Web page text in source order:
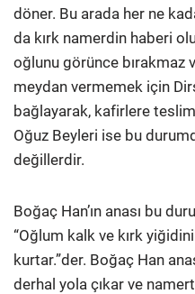
döner. Bu arada her ne
da kırk namerdin haberi
oğlunu görünce bırakmaz
meydan vermemek için
bağlayarak, kafirlere
Oğuz Beyleri ise bu
değillerdir.
Boğaç Han’ın anası bu
“Oğlum kalk ve kırk
kurtar.”der. Boğaç Han
derhal yola çıkar ve